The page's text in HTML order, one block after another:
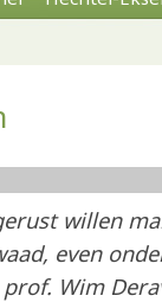
willen
even
Wim